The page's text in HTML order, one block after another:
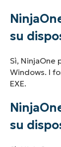
su
Sì, NinjaOne
Windows. I
EXE.
su